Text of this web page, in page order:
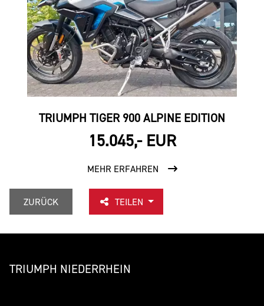
TRIUMPH TIGER 900 ALPINE EDITION
15.045,- EUR
MEHR ERFAHREN
ZURÜCK TEILEN
TRIUMPH NIEDERRHEIN